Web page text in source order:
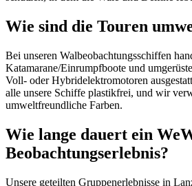
Wie sind die Touren
Bei unseren Walbeobachtungsschiffen
Katamarane/Einrumpfboote und
Voll- oder Hybridelektromotoren
alle unsere Schiffe plastikfrei, und wir
umweltfreundliche Farben.
Wie lange dauert ein
Beobachtungserlebnis?
Unsere geteilten Gruppenerlebnisse in